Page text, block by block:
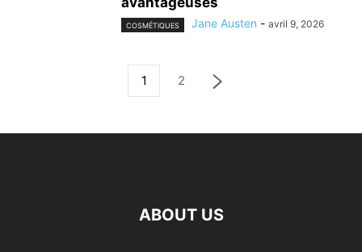
COSMÉTIQUES Jane Austen - avril 9, 2026
1 2
ABOUT US